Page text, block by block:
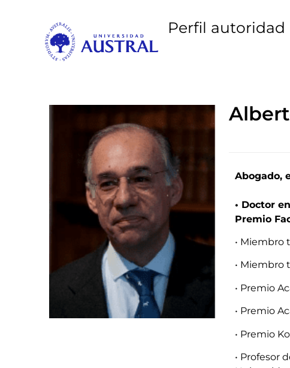
Perfil autoridad
Abogado,
• Doctor
Premio
• Miembro
• Miembro
• Premio
• Premio
• Premio
• Profesor